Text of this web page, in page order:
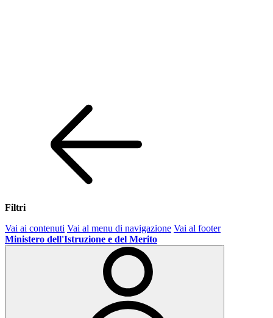
Filtri
Vai ai contenuti Vai al menu di navigazione Vai al footer
Ministero dell'Istruzione e del Merito